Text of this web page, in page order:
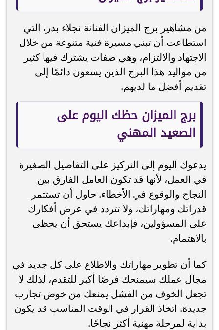
من مشاهير برج الميزان الفنانة نجلاء بدر، التي
استطاعت أن تبني مسيرة فنية متنوعة من خلال
الاجتهاد والالتزام، وهي صفات يشترك فيها كثير
من مواليد هذا البرج الذين يسعون دائمًا إلى
تقديم أفضل ما لديهم.
برج الميزان حظك اليوم على
الصعيد المهني
يدعوك اليوم إلى التركيز على التفاصيل الصغيرة
في العمل، لأنها قد تكون العامل الفارق بين
النجاح والوقوع في الأخطاء. حاول أن تستثمر
قدراتك ومهاراتك، ولا تتردد في عرض أفكارك
على المسؤولين، فإبداعك يستحق أن يحظى
بالاهتمام.
كما أن تطوير مهاراتك والاطلاع على كل جديد في
مجال عملك سيمنحك فرصًا أكبر للتقدم، لذلك لا
تجعل الخوف من الفشل يمنعك من خوض تجارب
جديدة. اتخاذ القرار في الوقت المناسب قد يكون
بداية لمرحلة مهنية أكثر نجاحًا.